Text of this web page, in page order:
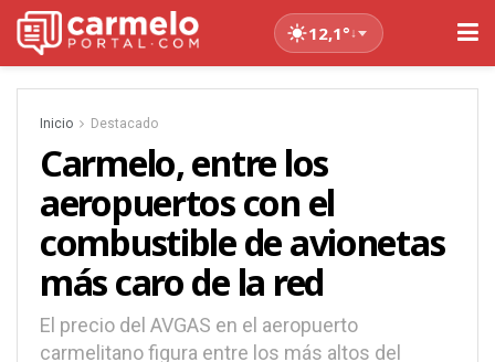
12,1°↓
Inicio Destacado
Carmelo, entre los
aeropuertos con el
combustible de avionetas
más caro de la red
El precio del AVGAS en el aeropuerto
carmelitano figura entre los más altos del